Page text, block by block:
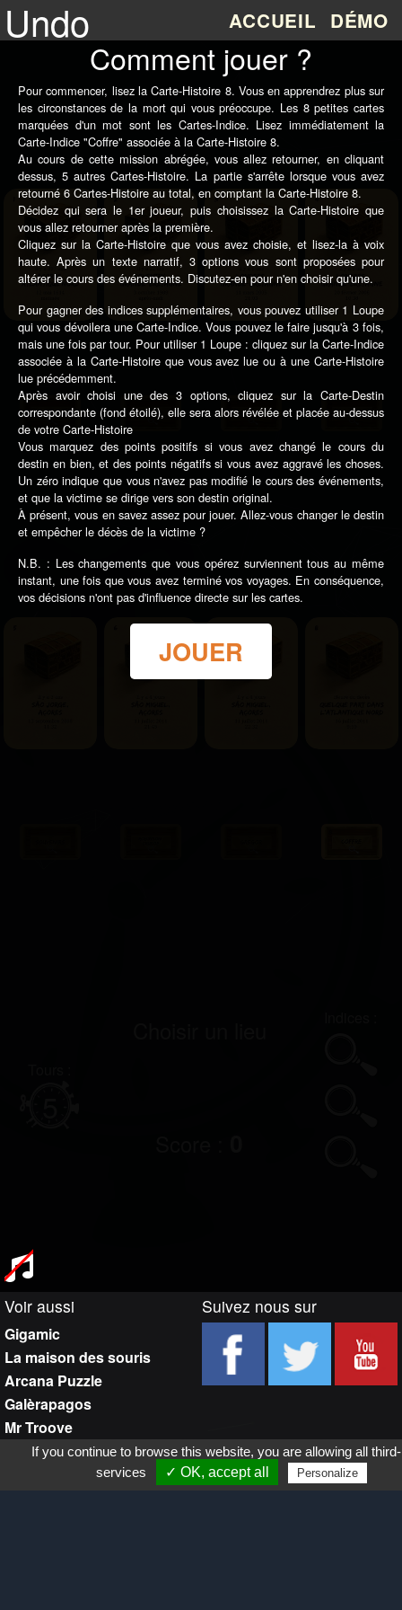
Undo ACCUEIL DÉMO
Comment jouer ?
Pour commencer, lisez la Carte-Histoire 8. Vous en apprendrez plus sur
les circonstances de la mort qui vous préoccupe. Les 8 petites cartes
marquées d'un mot sont les Cartes-Indice. Lisez immédiatement la
Carte-Indice "Coffre" associée à la Carte-Histoire 8.
Au cours de cette mission abrégée, vous allez retourner, en cliquant
dessus, 5 autres Cartes-Histoire. La partie s'arrête lorsque vous avez
retourné 6 Cartes-Histoire au total, en comptant la Carte-Histoire 8.
Décidez qui sera le 1er joueur, puis choisissez la Carte-Histoire que
vous allez retourner après la première.
Cliquez sur la Carte-Histoire que vous avez choisie, et lisez-la à voix
haute. Après un texte narratif, 3 options vous sont proposées pour
altérer le cours des événements. Discutez-en pour n'en choisir qu'une.
Pour gagner des indices supplémentaires, vous pouvez utiliser 1 Loupe
qui vous dévoilera une Carte-Indice. Vous pouvez le faire jusqu'à 3 fois,
mais une fois par tour. Pour utiliser 1 Loupe : cliquez sur la Carte-Indice
associée à la Carte-Histoire que vous avez lue ou à une Carte-Histoire
lue précédemment.
Après avoir choisi une des 3 options, cliquez sur la Carte-Destin
correspondante (fond étoilé), elle sera alors révélée et placée au-dessus
de votre Carte-Histoire
Vous marquez des points positifs si vous avez changé le cours du
destin en bien, et des points négatifs si vous avez aggravé les choses.
Un zéro indique que vous n'avez pas modifié le cours des événements,
et que la victime se dirige vers son destin original.
À présent, vous en savez assez pour jouer. Allez-vous changer le destin
et empêcher le décès de la victime ?
N.B. : Les changements que vous opérez surviennent tous au même
instant, une fois que vous avez terminé vos voyages. En conséquence,
vos décisions n'ont pas d'influence directe sur les cartes.
JOUER
Voir aussi
Gigamic
La maison des souris
Arcana Puzzle
Galèrapagos
Mr Troove
Suivez nous sur
Trouver un point de vente
If you continue to browse this website, you are allowing all
services
✓ OK, accept all Personalize